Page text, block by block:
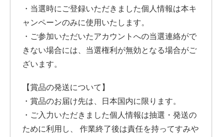
・当選時にご登録いただきました個人情報は本キ
ャンペーンのみに使用いたします。
・ご参加いただいたアカウントへの当選連絡がで
きない場合には、当選権利が無効となる場合がご
ざいます。
【賞品の発送について】
・賞品のお届け先は、日本国内に限ります。
・ご入力いただきました個人情報は抽選・発送の
ために利用し、 作業終了後は責任を持ってすみや